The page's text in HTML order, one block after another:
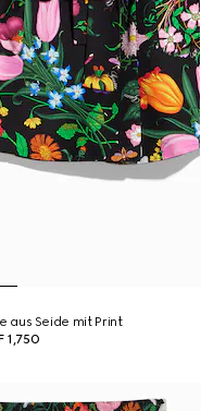
aus Seide mit Print
1,750